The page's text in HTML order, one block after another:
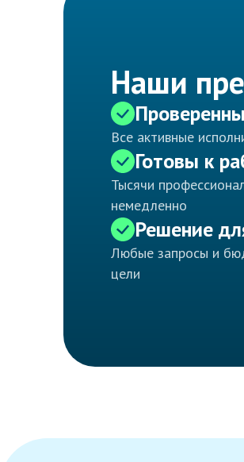
Наши
Все активные
Готовы к
Тысячи
немедленно
Решение
Любые запросы и
цели